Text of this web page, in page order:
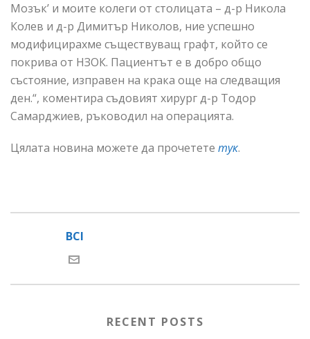
Мозък’ и моите колеги от столицата – д-р Никола
Колев и д-р Димитър Николов, ние успешно
модифицирахме съществуващ графт, който се
покрива от НЗОК. Пациентът е в добро общо
състояние, изправен на крака още на следващия
ден.“, коментира съдовият хирург д-р Тодор
Самарджиев, ръководил на операцията.
Цялата новина можете да прочетете тук.
BCI
RECENT POSTS